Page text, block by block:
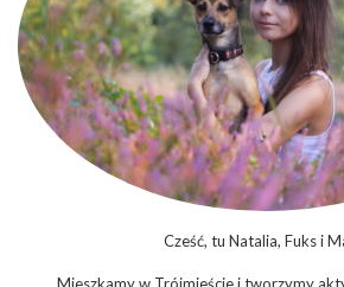
Cześć, tu Natalia, Fuks i
Mieszkamy w Trójmieście i tworzymy